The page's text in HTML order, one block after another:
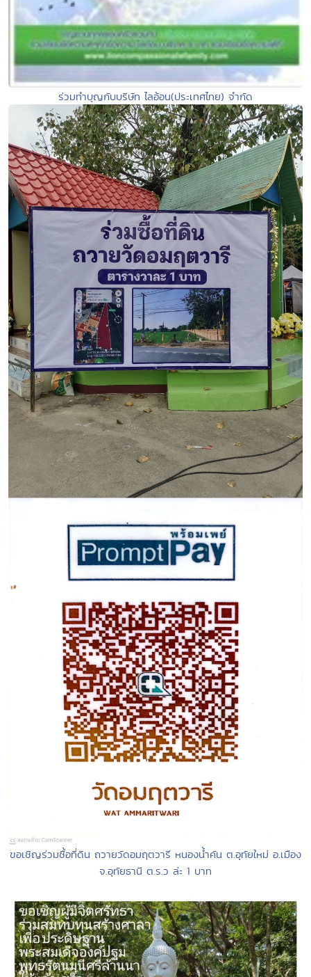
ร่วมทำบุญกับบริษัท ไลอ้อน(ประเทศไทย) จำกัด
ขอเชิญร่วมซื้อที่ดิน ถวายวัดอมฤตวารี หนองน้ำคัน ต.อุทัยใหม่ อ.เมือง
จ.อุทัยธานี ต.ร.ว ล่ะ 1 บาท